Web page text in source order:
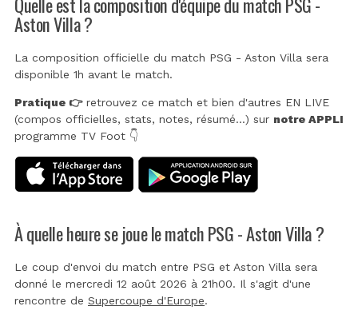
Aston Villa ?
La composition officielle du match PSG - Aston Villa sera
disponible 1h avant le match.
Pratique 👉retrouvez ce match et bien d'autres EN LIVE
(compos officielles, stats, notes, résumé...) sur notre APPLI
programme TV Foot 👇
À quelle heure se joue le match PSG - Aston Villa ?
Le coup d'envoi du match entre PSG et Aston Villa sera
donné le mercredi 12 août 2026 à 21h00. Il s'agit d'une
rencontre de Supercoupe d'Europe.